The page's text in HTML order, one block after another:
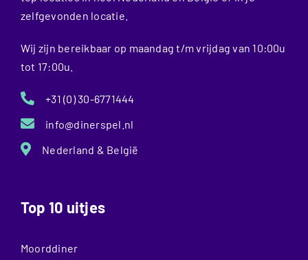
zelfgevonden locatie.
Wij zijn bereikbaar op maandag t/m vrijdag van 10:00u
tot 17:00u.
+31 (0) 30-6771444
info@dinerspel.nl
Nederland & België
Top 10 uitjes
Moorddiner